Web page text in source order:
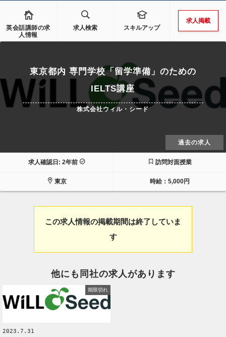
英会話講師の求
人情報
求人検索 スキルアップ
求人掲載
東京都内 専門学校「留学準備」のための
IELTS講座
株式会社ウィル・シード
過去の求人
求人確認日: 2年前 訪問対面授業
東京 時給：5,000円
この求人情報の掲載期間は終了していま
す
他にも同社の求人があります
期限切れ
2023.7.31